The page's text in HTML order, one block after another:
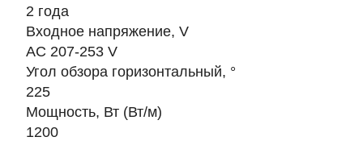
2 года
Входное напряжение, V
AC 207-253 V
Угол обзора горизонтальный, °
225
Мощность, Вт (Вт/м)
1200